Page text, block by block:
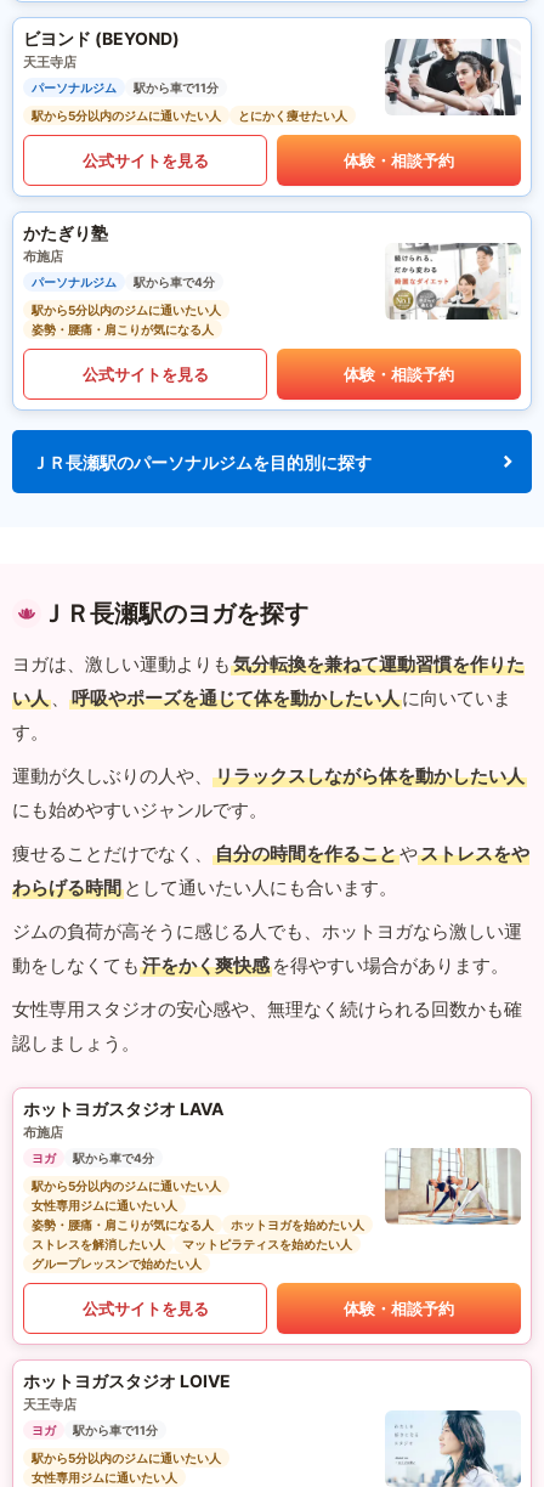
ビヨンド (BEYOND)
天王寺店
パーソナルジム
駅から車で11分
駅から5分以内のジムに通いたい人
とにかく痩せたい人
公式サイトを見る 体験・相談予約
かたぎり塾
布施店
パーソナルジム
駅から車で4分
駅から5分以内のジムに通いたい人
姿勢・腰痛・肩こりが気になる人
公式サイトを見る 体験・相談予約
ＪＲ長瀬駅のパーソナルジムを目的別に探す
ＪＲ長瀬駅のヨガを探す
ヨガは、激しい運動よりも 気分転換を兼ねて運動習慣を作りた
い人 、 呼吸やポーズを通じて体を動かしたい人に向いていま
す。
運動が久しぶりの人や、
リラックスしながら体を動かしたい人
にも始めやすいジャンルです。
痩せることだけでなく、
自分の時間を作ることやストレスをや
わらげる時間 として通いたい人にも合います。
ジムの負荷が高そうに感じる人でも、ホットヨガなら激しい運
動をしなくても 汗をかく爽快感 を得やすい場合があります。
女性専用スタジオの安心感や、無理なく続けられる回数かも確
認しましょう。
ホットヨガスタジオ LAVA
布施店
ヨガ
駅から車で4分
駅から5分以内のジムに通いたい人
女性専用ジムに通いたい人
姿勢・腰痛・肩こりが気になる人
ホットヨガを始めたい人
ストレスを解消したい人
マットピラティスを始めたい人
グループレッスンで始めたい人
公式サイトを見る 体験・相談予約
ホットヨガスタジオ LOIVE
天王寺店
ヨガ
駅から車で11分
駅から5分以内のジムに通いたい人
女性専用ジムに通いたい人